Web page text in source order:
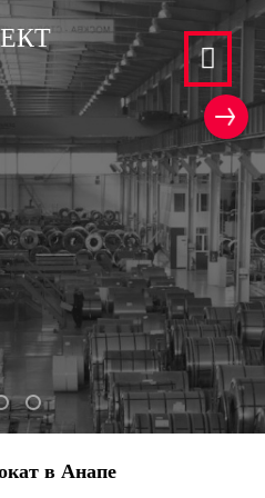
Металлопрокат
Цветной металлопрокат
в Анапе